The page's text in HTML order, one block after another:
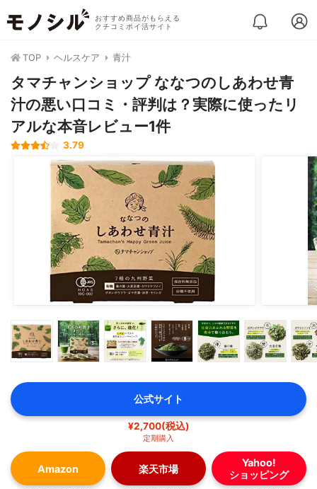
おすすめ商品がもらえる
クチコミポイ活サイト
TOP ヘルスケア 青汁
タマチャンショップ ななつのしあわせ青
汁の悪い口コミ・評判は？実際に使ったリ
アルな本音レビュー1件
3.79
公式サイト
¥2,700(税込)
定期購入
Amazon 楽天市場
Yahoo!
ショッピング